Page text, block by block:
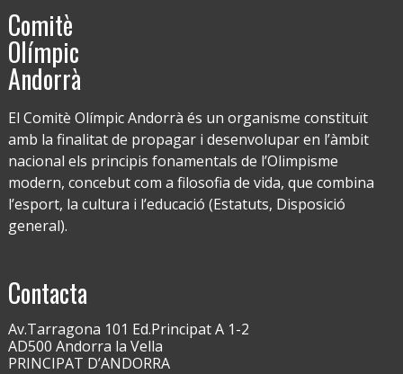
Comitè
Olímpic
Andorrà
El Comitè Olímpic Andorrà és un organisme constituït
amb la finalitat de propagar i desenvolupar en l’àmbit
nacional els principis fonamentals de l’Olimpisme
modern, concebut com a filosofia de vida, que combina
l’esport, la cultura i l’educació (Estatuts, Disposició
general).
Contacta
Av.Tarragona 101 Ed.Principat A 1-2
AD500 Andorra la Vella
PRINCIPAT D’ANDORRA